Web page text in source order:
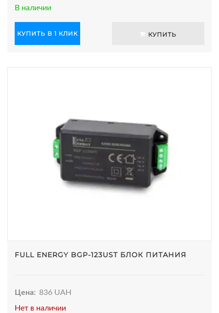
В наличии
КУПИТЬ В 1 КЛИК КУПИТЬ
FULL ENERGY BGP-123UST БЛОК ПИТАНИЯ
Цена: 836 UAH
Нет в наличии